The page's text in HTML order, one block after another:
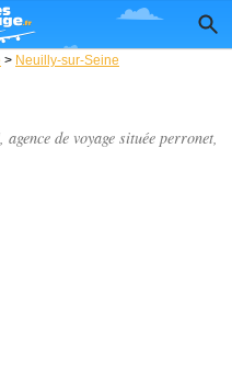
> Neuilly-sur-Seine
de voyage située perronet,